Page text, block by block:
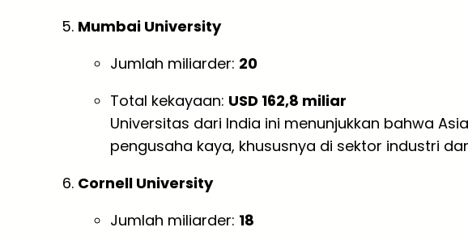
Mumbai University
Jumlah miliarder: 20
Total kekayaan: USD 162,8 miliar
Universitas dari India ini menunjukkan bahwa
pengusaha kaya, khususnya di sektor industri
Cornell University
Jumlah miliarder: 18